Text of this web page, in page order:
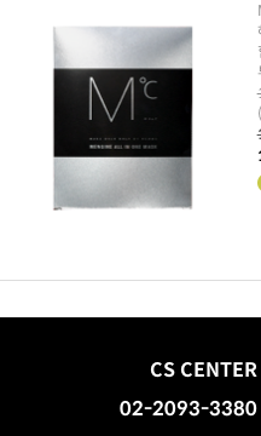
CS CENTER
02-2093-3380